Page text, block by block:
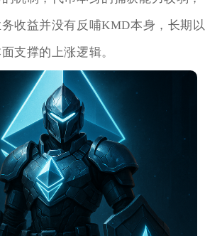
收益并没有反哺KMD本身，长期以
支撑的上涨逻辑。